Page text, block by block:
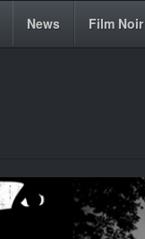
News Film Noir